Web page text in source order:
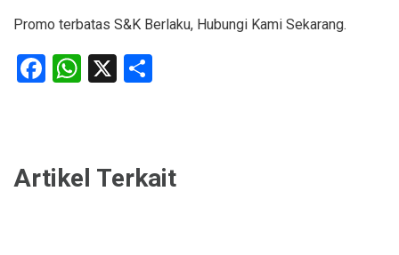
Promo terbatas S&K Berlaku, Hubungi Kami Sekarang.
Facebook
WhatsApp
X
Artikel Terkait